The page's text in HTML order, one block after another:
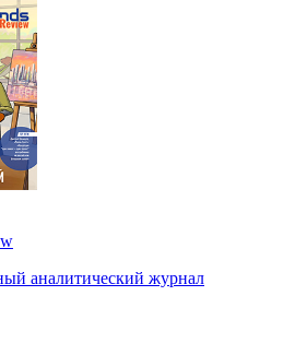
аналитический журнал